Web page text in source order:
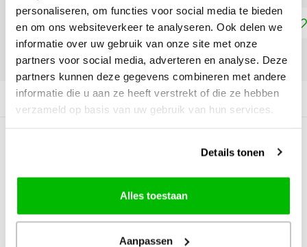
personaliseren, om functies voor social media te bieden
en om ons websiteverkeer te analyseren. Ook delen we
informatie over uw gebruik van onze site met onze
partners voor social media, adverteren en analyse. Deze
partners kunnen deze gegevens combineren met andere
informatie die u aan ze heeft verstrekt of die ze hebben
verzameld op basis van uw gebruik van hun services.
Details tonen
Alles toestaan
Aanpassen
Toevoegen aan winkelwagen
DELEN:
Productomschrijving
0Reviews